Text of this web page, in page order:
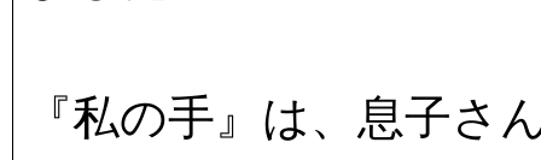
『私の手』は、息子さ